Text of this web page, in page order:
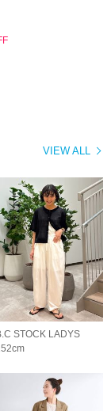
VIEW ALL
STOCK LADYS